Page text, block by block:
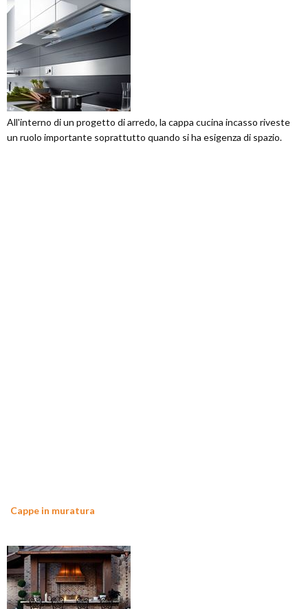
All'interno di un progetto di arredo, la cappa cucina incasso riveste
un ruolo importante soprattutto quando si ha esigenza di spazio.
Cappe in muratura